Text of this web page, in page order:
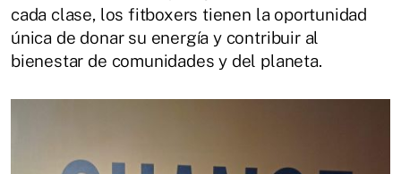
cada clase, los fitboxers tienen la oportunidad
única de donar su energía y contribuir al
bienestar de comunidades y del planeta.